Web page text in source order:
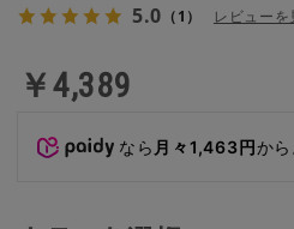
5.0 （1） レビューを
￥4,389
なら 月々1,463円か